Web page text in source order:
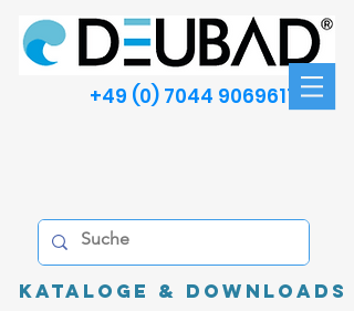
+49 (0) 7044 9069611
Kataloge & Downloads